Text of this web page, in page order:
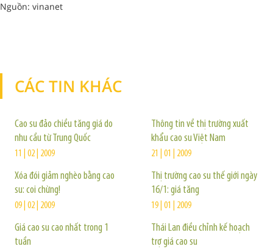
Nguồn: vinanet
CÁC TIN KHÁC
Cao su đảo chiều tăng giá do
nhu cầu từ Trung Quốc
11 | 02 | 2009
Xóa đói giảm nghèo bằng cao
su: coi chừng!
09 | 02 | 2009
Giá cao su cao nhất trong 1
tuần
Thông tin về thị trường xuất
khẩu cao su Việt Nam
21 | 01 | 2009
Thị trường cao su thế giới ngày
16/1: giá tăng
19 | 01 | 2009
Thái Lan điều chỉnh kế hoạch
trợ giá cao su